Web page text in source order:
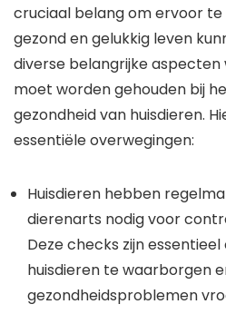
cruciaal belang om ervoor
gezond en gelukkig leven
diverse belangrijke
moet worden gehouden bij
gezondheid van huisdieren.
essentiële overwegingen:
Huisdieren hebben
dierenarts nodig voor
Deze checks zijn
huisdieren te waarborgen
gezondheidsproblemen